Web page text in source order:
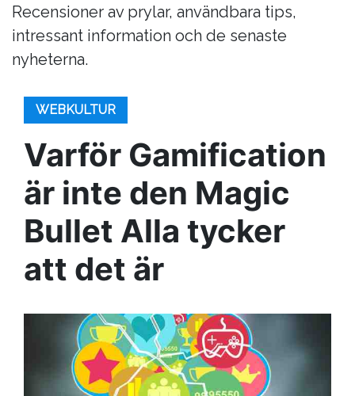
Recensioner av prylar, användbara tips,
intressant information och de senaste
nyheterna.
WEBKULTUR
Varför Gamification
är inte den Magic
Bullet Alla tycker
att det är